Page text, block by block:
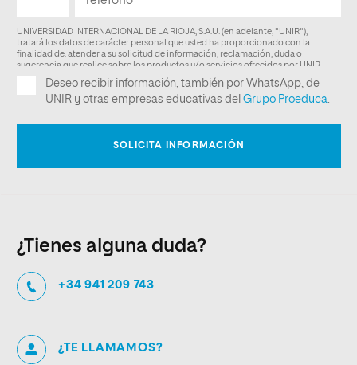
¿Tienes alguna duda?
+34 941 209 743
¿TE LLAMAMOS?